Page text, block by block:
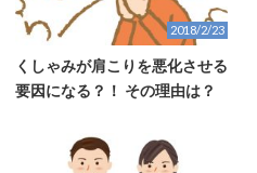
2018/2/23
くしゃみが肩こりを悪化させる
要因になる？！ その理由は？